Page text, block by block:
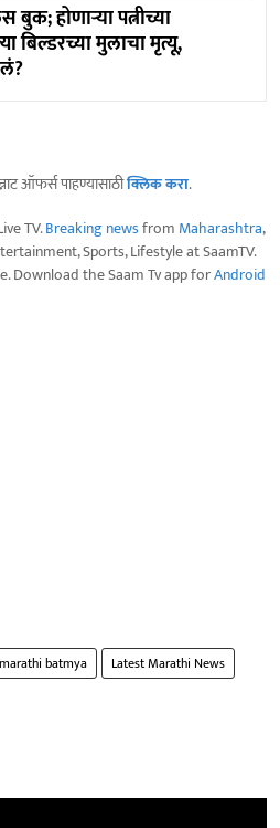
बुक; होणाऱ्या पत्नीच्या
बिल्डरच्या मुलाचा मृत्यू,
ऑफर्स पाहण्यासाठीक्लिक करा.
TV.Breaking newsfrom Maharashtra,
Sports, Lifestyle at SaamTV.
Download the Saam Tv app forAndroid
marathi batmya
Latest Marathi News